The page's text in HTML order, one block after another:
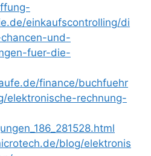
einkaufscontrolling/di
und-
fuer-die-
finance/buchfuehr
elektronische-rechnung-
blog/elektronis